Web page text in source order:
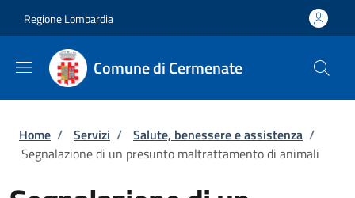
Regione Lombardia
Comune di Cermenate
Briciole di pane
Home / Servizi / Salute, benessere e assistenza /
Segnalazione di un presunto maltrattamento di animali